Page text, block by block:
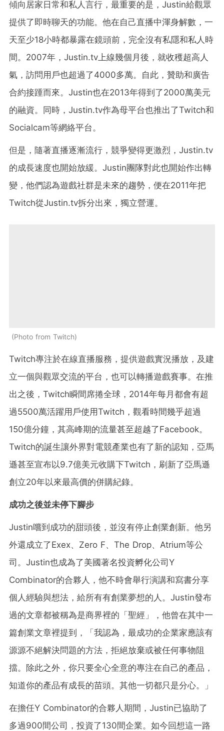
傾向居家日常和私人言行，最重要的是，Justin給觀眾
提供了即時聊天的功能。他在自己直播中渾身解數，一
天至少18小時都暴露在鏡頭前，完全沒有私隱和私人時
間。2007年，Justin.tv上線幾個月後，就收穫超高人
氣，訪問用戶也超過了4000多萬。自此，贊助和廣告
合約接踵而來。Justin也在2013年得到了2000萬美元
的融資。同時，Justin.tv作為母平台也推出了Twitch和
Socialcam等網絡平台。
但是，隨著直播逐漸流行，競爭變得更激烈，Justin.tv
的成長速度也開始放緩。Justin團隊對此也開始作出轉
變，他們認為遊戲社群是未來的趨勢，便在2011年把
Twitch從Justin.tv拆分出來，獨立營運。
Photo from Twitch
Twitch專注於在線直播服務，提供遊戲實況播放，及建
立一個與觀眾交流的平台，也可以轉播遊戲賽事。在推
出之後，Twitch瞬間席捲全球，2014年每月都會有超
過5500萬活躍用戶使用Twitch，觀看時間幾乎超過
150億分鐘，其高峰期的流量甚至超越了Facebook。
Twitch的誕生讓外界對電競產業也有了新的認知，亞馬
遜甚至宣布以9.7億美元收購下Twitch，刷新了亞馬遜
創立20年以來最高價的併購紀錄。
成功之後並未停下腳步
Justin嚐到成功的甜頭後，並沒有停止創業創新。他另
外還成立了Exex、Zero F、The Drop、Atrium等公
司。Justin也成為了美國著名投資孵化公司Y
Combinator的合夥人，他不時會舉行演講和寫書分享
個人經驗與想法，給所有有創業夢想的人。Justin發布
過的文章都被稱為是商界裡的「聖經」，他曾在其中一
篇創業文章裡提到，「我認為，最成功的企業家應該有
源源不絕解決問題的方法，拒絕放棄或被任何事物阻
擋。除此之外，你只要全心全意的專注在自己的產品，
知道你的產品有成長的苗頭。其他一切都只是分心。」
在擔任Y Combinator的合夥人期間，Justin已協助了
多過900間公司，投資了130間企業。如今回想這一路